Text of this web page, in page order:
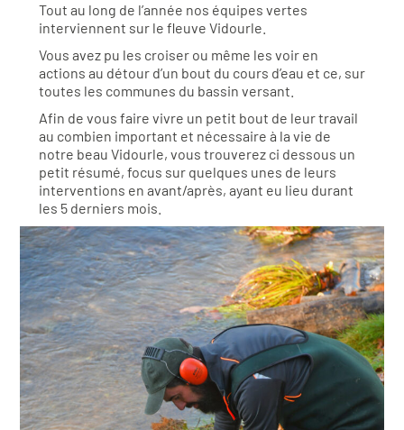
Tout au long de l’année nos équipes vertes
interviennent sur le fleuve Vidourle.
Vous avez pu les croiser ou même les voir en
actions au détour d’un bout du cours d’eau et ce, sur
toutes les communes du bassin versant.
Afin de vous faire vivre un petit bout de leur travail
au combien important et nécessaire à la vie de
notre beau Vidourle, vous trouverez ci dessous un
petit résumé, focus sur quelques unes de leurs
interventions en avant/après, ayant eu lieu durant
les 5 derniers mois.